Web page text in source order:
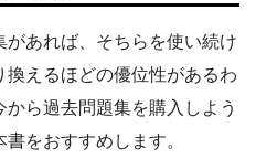
あれば、そちらを使い続け
えるほどの優位性があるわ
ら過去問題集を購入しよう
をおすすめします。